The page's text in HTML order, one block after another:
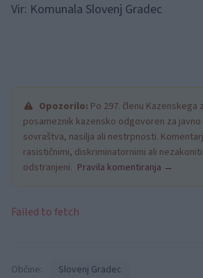
Vir: Komunala Slovenj Gradec
Opozorilo: Po 297. členu Kazenskega
posameznik kazensko odgovoren za
sovraštva, nasilja ali nestrpnosti.
rasističnimi, diskriminatornimi ali
odstranjeni. Pravila komentiranja →
Failed to fetch
Občine: Slovenj Gradec